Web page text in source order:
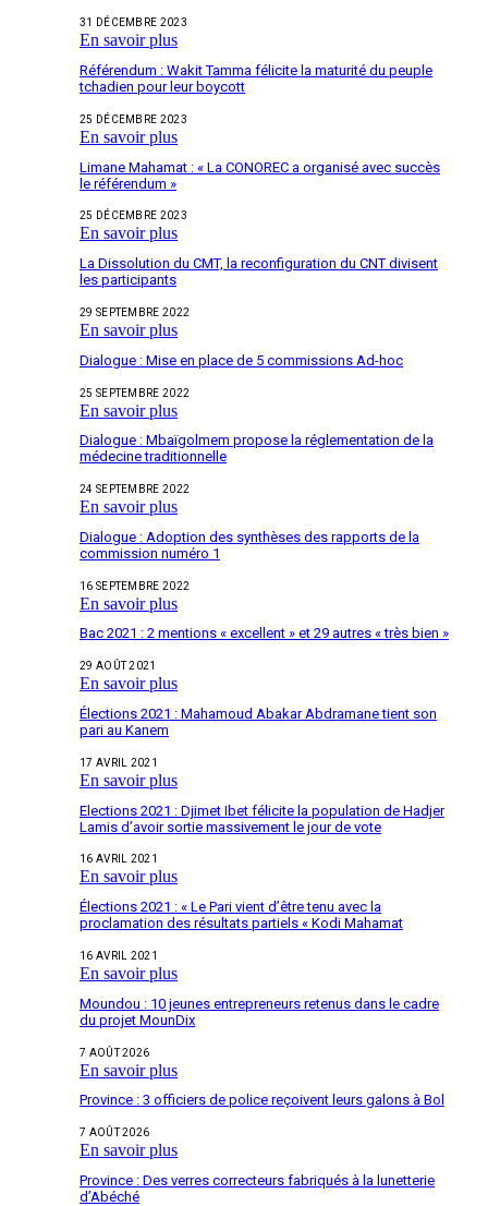
31 DÉCEMBRE 2023
En savoir plus
Référendum : Wakit Tamma félicite la maturité du peuple
tchadien pour leur boycott
25 DÉCEMBRE 2023
En savoir plus
Limane Mahamat : « La CONOREC a organisé avec succès
le référendum »
25 DÉCEMBRE 2023
En savoir plus
La Dissolution du CMT, la reconfiguration du CNT divisent
les participants
29 SEPTEMBRE 2022
En savoir plus
Dialogue : Mise en place de 5 commissions Ad-hoc
25 SEPTEMBRE 2022
En savoir plus
Dialogue : Mbaïgolmem propose la réglementation de la
médecine traditionnelle
24 SEPTEMBRE 2022
En savoir plus
Dialogue : Adoption des synthèses des rapports de la
commission numéro 1
16 SEPTEMBRE 2022
En savoir plus
Bac 2021 : 2 mentions « excellent » et 29 autres « très bien »
29 AOÛT 2021
En savoir plus
Élections 2021 : Mahamoud Abakar Abdramane tient son
pari au Kanem
17 AVRIL 2021
En savoir plus
Elections 2021 : Djimet Ibet félicite la population de Hadjer
Lamis d’avoir sortie massivement le jour de vote
16 AVRIL 2021
En savoir plus
Élections 2021 : « Le Pari vient d’être tenu avec la
proclamation des résultats partiels « Kodi Mahamat
16 AVRIL 2021
En savoir plus
Moundou : 10 jeunes entrepreneurs retenus dans le cadre
du projet MounDix
7 AOÛT 2026
En savoir plus
Province : 3 officiers de police reçoivent leurs galons à Bol
7 AOÛT 2026
En savoir plus
Province : Des verres correcteurs fabriqués à la lunetterie
d’Abéché